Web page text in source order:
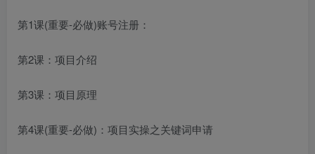
第1课(重要-必做)账号注册：
第2课：项目介绍
第3课：项目原理
第4课(重要-必做)：项目实操之关键词申请